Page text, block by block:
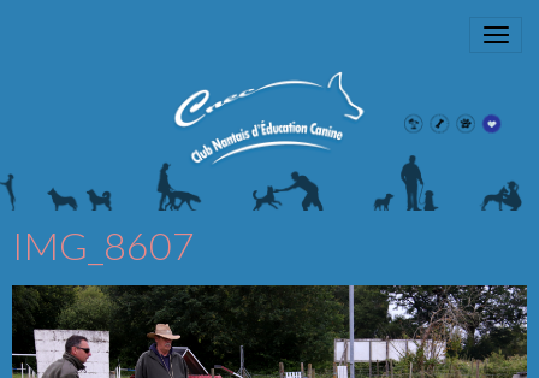
IMG_8607